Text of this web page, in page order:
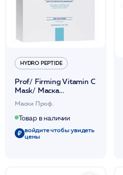
HYDRO PEPTIDE
Prof/ Firming Vitamin C
Mask/ Маска
уплотняющ.и
осветляющ.маска с
витамином С (в инд.уп.)
12шт /HP
Маски Проф.
Товар в наличии
войдите чтобы увидеть
цены